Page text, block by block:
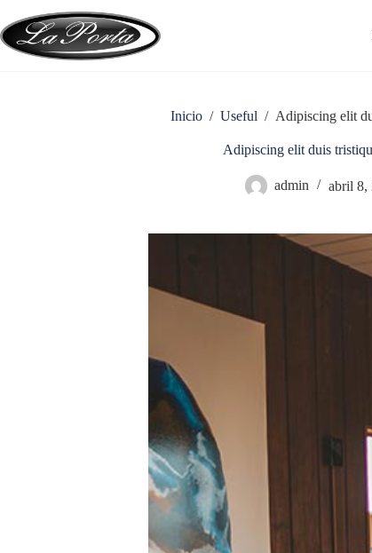
al
contenido
Inicio / Useful / Adipiscing elit
Adipiscing elit duis
admin abril 8,